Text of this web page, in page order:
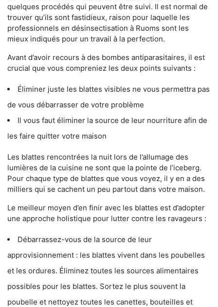
quelques procédés qui peuvent être suivi. Il est normal de
trouver qu’ils sont fastidieux, raison pour laquelle les
professionnels en désinsectisation à Ruoms sont les
mieux indiqués pour un travail à la perfection.
Avant d’avoir recours à des bombes antiparasitaires, il est
crucial que vous compreniez les deux points suivants :
Éliminer juste les blattes visibles ne vous permettra pas
de vous débarrasser de votre problème
Il vous faut éliminer la source de leur nourriture afin de
les faire quitter votre maison
Les blattes rencontrées la nuit lors de l’allumage des
lumières de la cuisine ne sont que la pointe de l’iceberg.
Pour chaque type de blattes que vous voyez, il y en a des
milliers qui se cachent un peu partout dans votre maison.
Le meilleur moyen d’en finir avec les blattes est d’adopter
une approche holistique pour lutter contre les ravageurs :
Débarrassez-vous de la source de leur
approvisionnement : les blattes vivent dans les poubelles
et les ordures. Éliminez toutes les sources alimentaires
possibles pour les blattes. Sortez le plus souvent la
poubelle et nettoyez toutes les canettes, bouteilles et